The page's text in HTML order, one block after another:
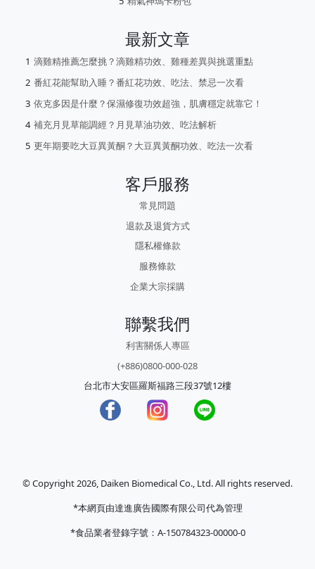
最新文章
滴雞精推薦怎麼挑？滴雞精功效、雞種差異與挑選重點
番紅花能幫助入睡？番紅花功效、吃法、禁忌一次看
依克多因是什麼？保濕修復功效超強，肌膚穩定就靠它！
補充月見草能調經？月見草油功效、吃法解析
更年期要吃大豆異黃酮？大豆異黃酮功效、吃法一次看
客戶服務
常見問題
退款及退貨方式
隱私權條款
服務條款
企業大宗採購
聯繫我們
利害關係人專區
(+886)0800-000-028
台北市大安區羅斯福路三段37號12樓
© Copyright 2026, Daiken Biomedical Co., Ltd. All rights reserved.
*本網頁由達進廣告國際有限公司代為管理
*食品業者登錄字號：A-150784323-00000-0